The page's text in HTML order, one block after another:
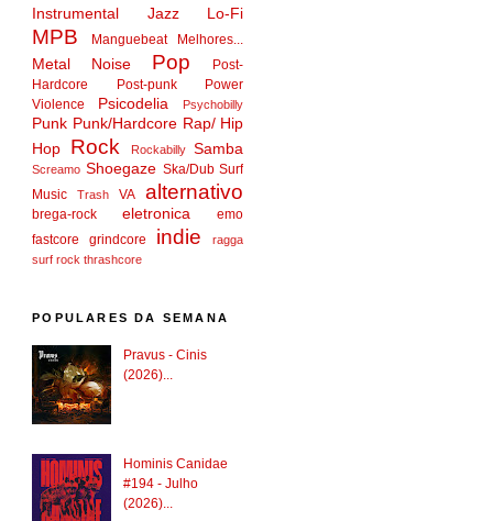
Instrumental Jazz Lo-Fi
MPB Manguebeat Melhores...
Metal Noise Pop
Post-
Hardcore
Post-punk
Power
Violence
Psicodelia Psychobilly
Punk Punk/Hardcore Rap/ Hip
Hop
Rock Rockabilly Samba
Screamo Shoegaze Ska/Dub Surf
Music
Trash VA alternativo
brega-rock eletronica
emo
fastcore
grindcore indie
ragga
surf rock thrashcore
POPULARES DA SEMANA
Pravus - Cinis
(2026)...
Hominis Canidae
#194 - Julho
(2026)...